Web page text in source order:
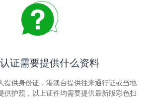
证需要提供什么资料
提供身份证，港澳台提供往来通行证或当地
供护照，以上证件均需要提供最新版彩色扫